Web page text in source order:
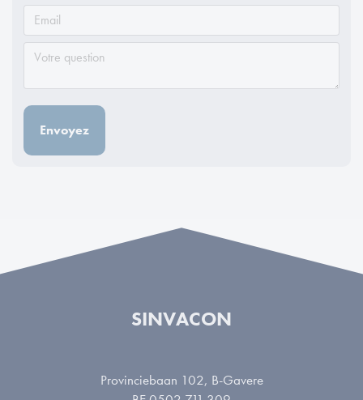
Envoyez
Provinciebaan 102, B-Gavere
SINVACON